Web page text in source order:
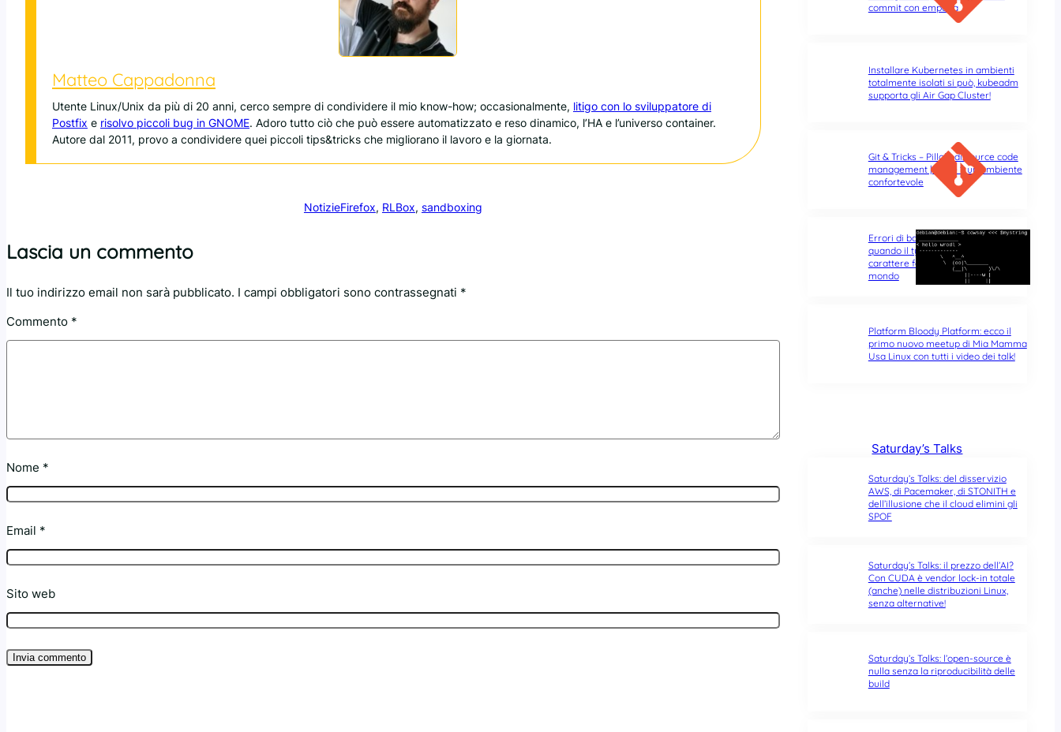
Matteo Cappadonna
Utente Linux/Unix da più di 20 anni, cerco sempre di condividere il mio know-how; occasionalmente, litigo con lo sviluppatore di
Postfix e risolvo piccoli bug in GNOME. Adoro tutto ciò che può essere automatizzato e reso dinamico, l’HA e l’universo container.
Autore dal 2011, provo a condividere quei piccoli tips&tricks che migliorano il lavoro e la giornata.
NotizieFirefox, RLBox, sandboxing
Lascia un commento
Il tuo indirizzo email non sarà pubblicato. I campi obbligatori sono contrassegnati *
Commento *
Nome *
Email *
Sito web
commit con empatia
Installare Kubernetes in ambienti
totalmente isolati si può, kubeadm
supporta gli Air Gap Cluster!
Git & Tricks – Pillole di source code
management | Parte 1: un ambiente
confortevole
Errori di battitura nel terminale:
quando il typo di un singolo
carattere fa tutta la differenza del
mondo
Platform Bloody Platform: ecco il
primo nuovo meetup di Mia Mamma
Usa Linux con tutti i video dei talk!
Saturday’s Talks
Saturday’s Talks: del disservizio
AWS, di Pacemaker, di STONITH e
dell’illusione che il cloud elimini gli
SPOF
Saturday’s Talks: il prezzo dell’AI?
Con CUDA è vendor lock-in totale
(anche) nelle distribuzioni Linux,
senza alternative!
Saturday’s Talks: l’open-source è
nulla senza la riproducibilità delle
build